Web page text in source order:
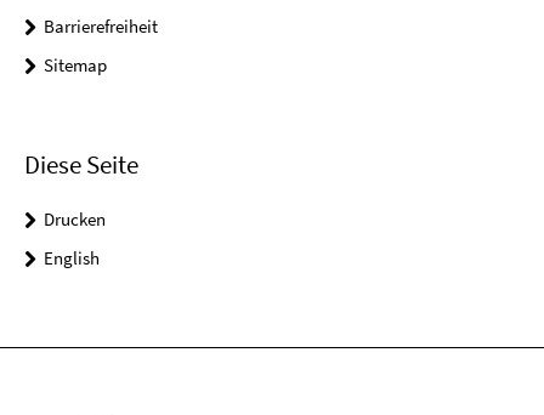
Barrierefreiheit
Sitemap
Diese Seite
Drucken
English